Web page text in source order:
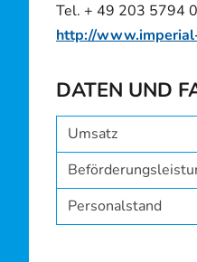
Tel. + 49 203 5794 0
http://
DATEN UND
Umsatz
Personalstand